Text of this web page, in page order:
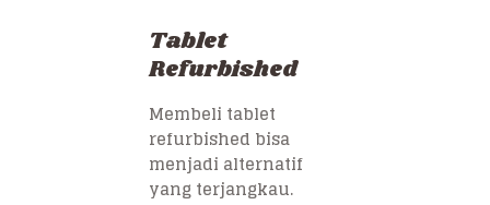
Tablet
Refurbished
Membeli tablet
refurbished bisa
menjadi alternatif
yang terjangkau.